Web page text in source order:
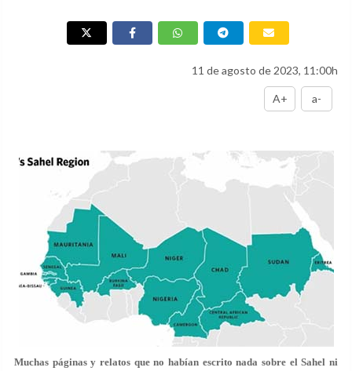
11 de agosto de 2023, 11:00h
A+ a-
Muchas páginas y relatos que no habían escrito nada sobre el Sahel ni